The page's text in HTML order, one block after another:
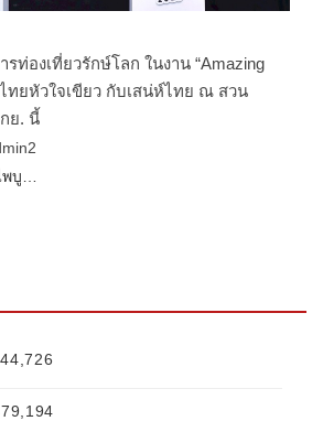
ท่องเที่ยวรักษ์โลก ในงาน “Amazing
ทยหัวใจเขียว กับเสน่ห์ไทย ณ สวน
ย. นี้
บู…